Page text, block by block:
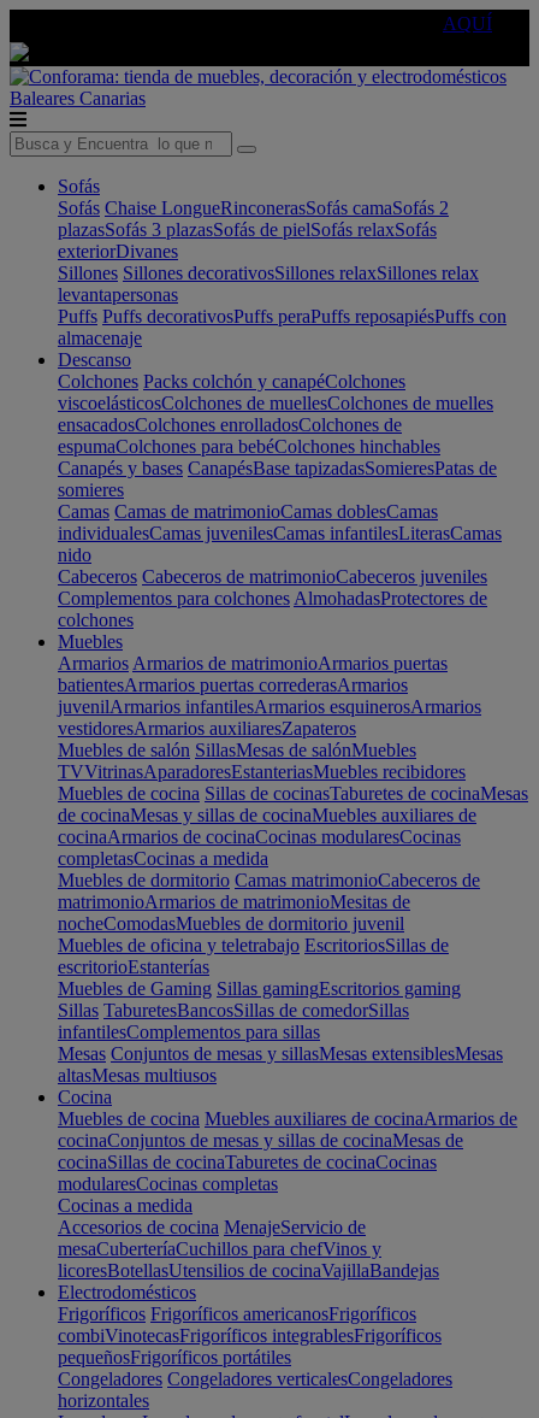
AQUÍ
Baleares Canarias
Sofás
Sofás Chaise LongueRinconerasSofás camaSofás 2
plazasSofás 3 plazasSofás de pielSofás relaxSofás
exteriorDivanes
Sillones Sillones decorativosSillones relaxSillones relax
levantapersonas
Puffs Puffs decorativosPuffs peraPuffs reposapiésPuffs con
almacenaje
Descanso
Colchones Packs colchón y canapéColchones
viscoelásticosColchones de muellesColchones de muelles
ensacadosColchones enrolladosColchones de
espumaColchones para bebéColchones hinchables
Canapés y bases CanapésBase tapizadasSomieresPatas de
somieres
Camas Camas de matrimonioCamas doblesCamas
individualesCamas juvenilesCamas infantilesLiterasCamas
nido
Cabeceros Cabeceros de matrimonioCabeceros juveniles
Complementos para colchones AlmohadasProtectores de
colchones
Muebles
Armarios Armarios de matrimonioArmarios puertas
batientesArmarios puertas correderasArmarios
juvenilArmarios infantilesArmarios esquinerosArmarios
vestidoresArmarios auxiliaresZapateros
Muebles de salón SillasMesas de salónMuebles
TVVitrinasAparadoresEstanteriasMuebles recibidores
Muebles de cocina Sillas de cocinasTaburetes de cocinaMesas
de cocinaMesas y sillas de cocinaMuebles auxiliares de
cocinaArmarios de cocinaCocinas modularesCocinas
completasCocinas a medida
Muebles de dormitorio Camas matrimonioCabeceros de
matrimonioArmarios de matrimonioMesitas de
nocheComodasMuebles de dormitorio juvenil
Muebles de oficina y teletrabajo EscritoriosSillas de
escritorioEstanterías
Muebles de Gaming Sillas gamingEscritorios gaming
Sillas TaburetesBancosSillas de comedorSillas
infantilesComplementos para sillas
Mesas Conjuntos de mesas y sillasMesas extensiblesMesas
altasMesas multiusos
Cocina
Muebles de cocina Muebles auxiliares de cocinaArmarios de
cocinaConjuntos de mesas y sillas de cocinaMesas de
cocinaSillas de cocinaTaburetes de cocinaCocinas
modularesCocinas completas
Cocinas a medida
Accesorios de cocina MenajeServicio de
mesaCuberteríaCuchillos para chefVinos y
licoresBotellasUtensilios de cocinaVajillaBandejas
Electrodomésticos
Frigoríficos Frigoríficos americanosFrigoríficos
combiVinotecasFrigoríficos integrablesFrigoríficos
pequeñosFrigoríficos portátiles
Congeladores Congeladores verticalesCongeladores
horizontales